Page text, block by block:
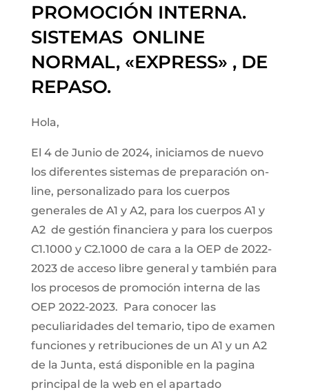
PROMOCIÓN INTERNA.
SISTEMAS ONLINE
NORMAL, «EXPRESS» , DE
REPASO.
Hola,
El 4 de Junio de 2024, iniciamos de nuevo
los diferentes sistemas de preparación on-
line, personalizado para los cuerpos
generales de A1 y A2, para los cuerpos A1 y
A2 de gestión financiera y para los cuerpos
C1.1000 y C2.1000 de cara a la OEP de 2022-
2023 de acceso libre general y también para
los procesos de promoción interna de las
OEP 2022-2023. Para conocer las
peculiaridades del temario, tipo de examen
funciones y retribuciones de un A1 y un A2
de la Junta, está disponible en la pagina
principal de la web en el apartado